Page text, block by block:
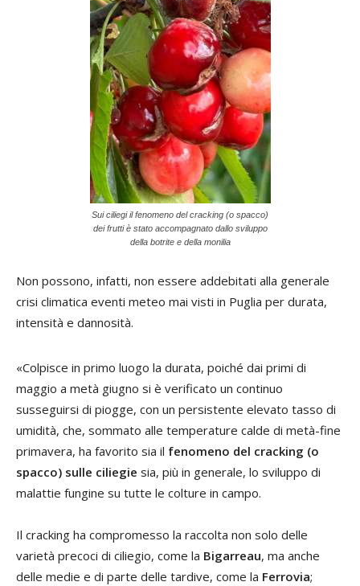
Sui ciliegi il fenomeno del cracking (o spacco)
dei frutti è stato accompagnato dallo sviluppo
della botrite e della monilia
Non possono, infatti, non essere addebitati alla generale
crisi climatica eventi meteo mai visti in Puglia per durata,
intensità e dannosità.
«Colpisce in primo luogo la durata, poiché dai primi di
maggio a metà giugno si è verificato un continuo
susseguirsi di piogge, con un persistente elevato tasso di
umidità, che, sommato alle temperature calde di metà-fine
primavera, ha favorito sia il fenomeno del cracking (o
spacco) sulle ciliegie sia, più in generale, lo sviluppo di
malattie fungine su tutte le colture in campo.
Il cracking ha compromesso la raccolta non solo delle
varietà precoci di ciliegio, come la Bigarreau, ma anche
delle medie e di parte delle tardive, come la Ferrovia;